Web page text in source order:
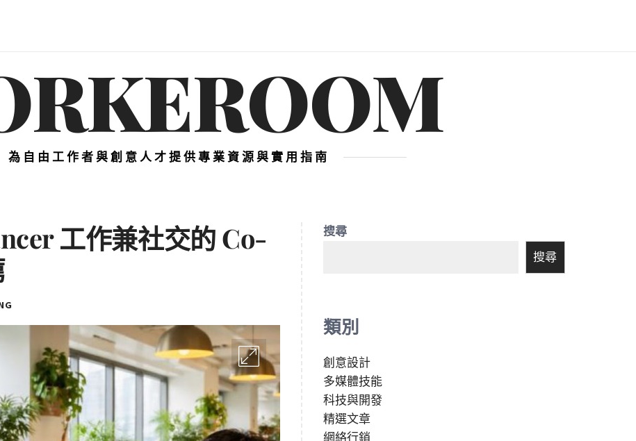
為自由工作者與創意人才提供專業資源與實用指南
工作兼社交的 Co-
搜尋
搜尋
類別
創意設計
多媒體技能
科技與開發
精選文章
網絡行銷